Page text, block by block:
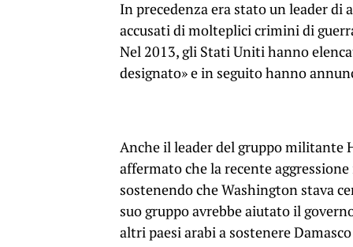
In precedenza era stato un leader
accusati di molteplici crimini di
Nel 2013, gli Stati Uniti hanno
designato» e in seguito hanno
Anche il leader del gruppo militante
affermato che la recente
sostenendo che Washington stava
suo gruppo avrebbe aiutato il
altri paesi arabi a sostenere